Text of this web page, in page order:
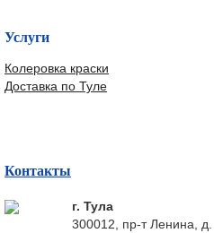
Услуги
Колеровка краски
Доставка по Туле
Контакты
г. Тула
300012, пр-т Ленина,